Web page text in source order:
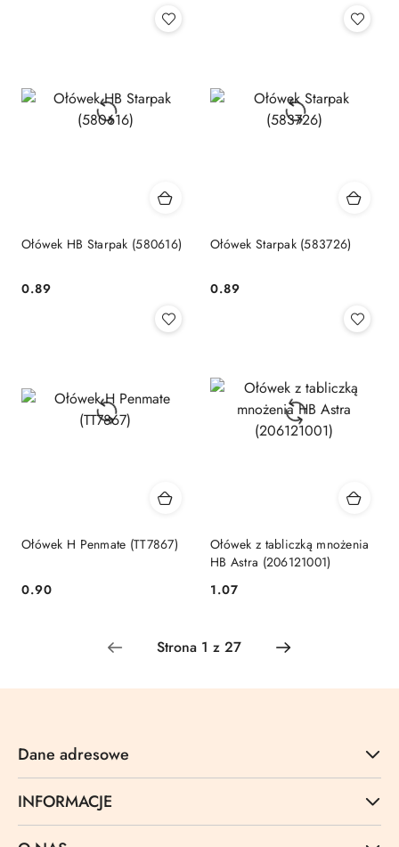
Ołówek HB Starpak (580616)
Cena:
0.89
Ołówek Starpak (583726)
Cena:
0.89
Ołówek H Penmate (TT7867)
Cena:
0.90
Ołówek z tabliczką mnożenia
HB Astra (206121001)
Cena:
1.07
Dane adresowe
INFORMACJE